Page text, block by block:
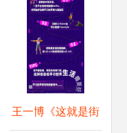
王一博《这就是街